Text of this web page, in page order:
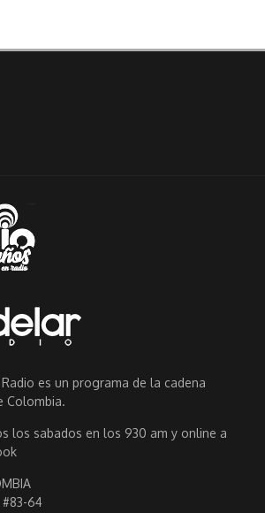
es un programa de la cadena
Colombia.
los sabados en los 930 am y online a
64